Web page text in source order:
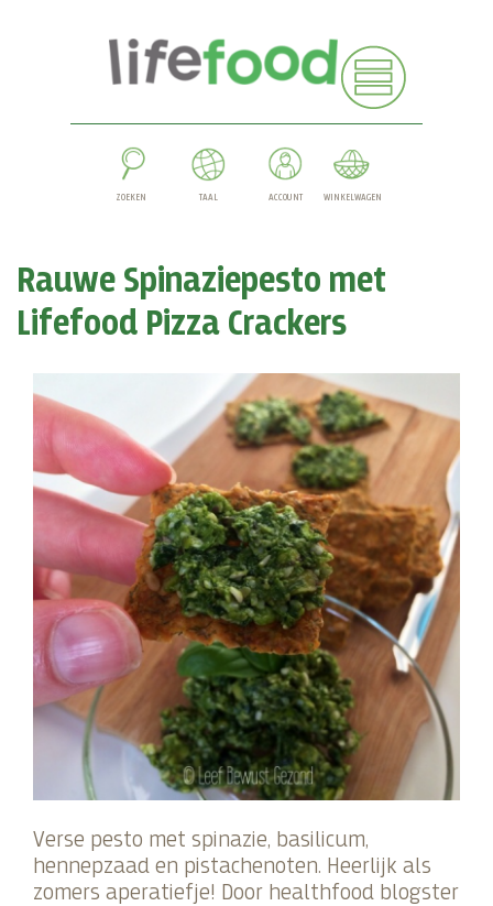
ZOEKEN TAAL ACCOUNT WINKELWAGEN
Rauwe Spinaziepesto met
Lifefood Pizza Crackers
Verse pesto met spinazie, basilicum,
hennepzaad en pistachenoten. Heerlijk als
zomers aperatiefje! Door healthfood blogster